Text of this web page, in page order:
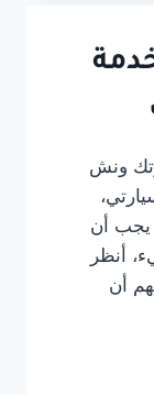
ونش
يجب أن
أنظر
أن